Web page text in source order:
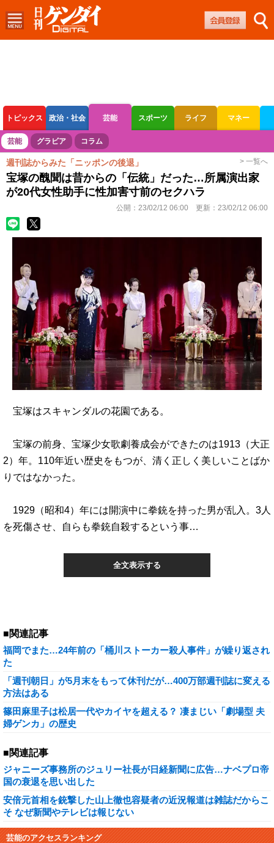
トピックス 政治・社会 芸能 スポーツ ライフ マネー
ボートレース 競輪 オートレース
芸能 グラビア コラム
週刊誌からみた「ニッポンの後退」 > 一覧へ
宝塚の醜聞は昔からの「伝統」だった…所属演出家
が20代女性助手に性加害寸前のセクハラ
公開： 23/02/12 06:00 更新： 23/02/12 06:00
宝塚はスキャンダルの花園である。
宝塚の前身、宝塚少女歌劇養成会ができたのは1913（大正
2）年。110年近い歴史をもつが、清く正しく美しいことばか
りではなかった。
1929（昭和4）年には開演中に拳銃を持った男が乱入。3人
を死傷させ、自らも拳銃自殺するという事…
全文表示する
■関連記事
福岡でまた…24年前の「桶川ストーカー殺人事件」が繰り返され
た
「週刊朝日」が5月末をもって休刊だが…400万部週刊誌に変える
方法はある
篠田麻里子は松居一代やカイヤを超える？ 凄まじい「劇場型 夫
婦ゲンカ」の歴史
■関連記事
ジャニーズ事務所のジュリー社長が日経新聞に広告…ナベプロ帝
国の衰退を思い出した
安倍元首相を銃撃した山上徹也容疑者の近況報道は雑誌だからこ
そ なぜ新聞やテレビは報じない
芸能のアクセスランキング